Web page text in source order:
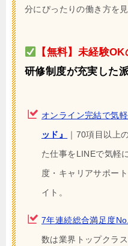
分にぴったりの働き方を
【無料】未経験
研修制度が充実した
オンライン完結で気
ッド』
｜70項目以上
た仕事をLINEで気軽
度・キャリアサポー
イト。
7年連続総合満足度
数は業界トップクラ